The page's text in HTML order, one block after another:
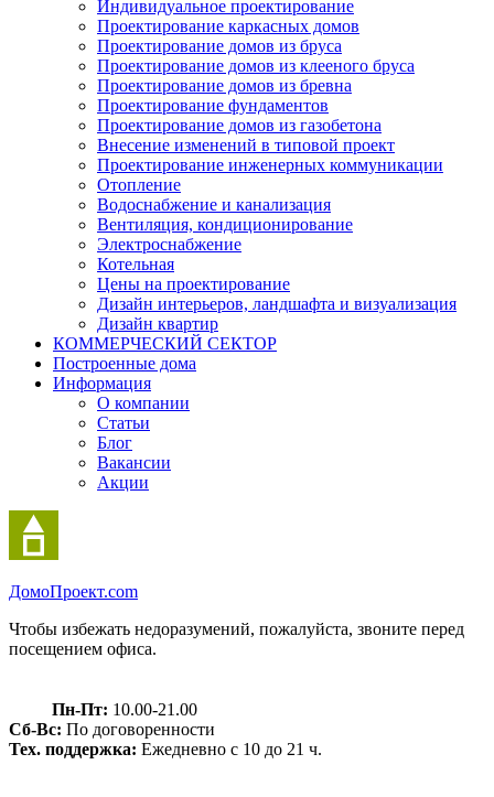
Индивидуальное проектирование
Проектирование каркасных домов
Проектирование домов из бруса
Проектирование домов из клееного бруса
Проектирование домов из бревна
Проектирование фундаментов
Проектирование домов из газобетона
Внесение изменений в типовой проект
Проектирование инженерных коммуникации
Отопление
Водоснабжение и канализация
Вентиляция, кондиционирование
Электроснабжение
Котельная
Цены на проектирование
Дизайн интерьеров, ландшафта и визуализация
Дизайн квартир
КОММЕРЧЕСКИЙ СЕКТОР
Построенные дома
Информация
О компании
Статьи
Блог
Вакансии
Акции
ДомоПроект.com
Чтобы избежать недоразумений, пожалуйста, звоните перед
посещением офиса.
Пн-Пт: 10.00-21.00
Сб-Вс: По договоренности
Тех. поддержка: Ежедневно с 10 до 21 ч.